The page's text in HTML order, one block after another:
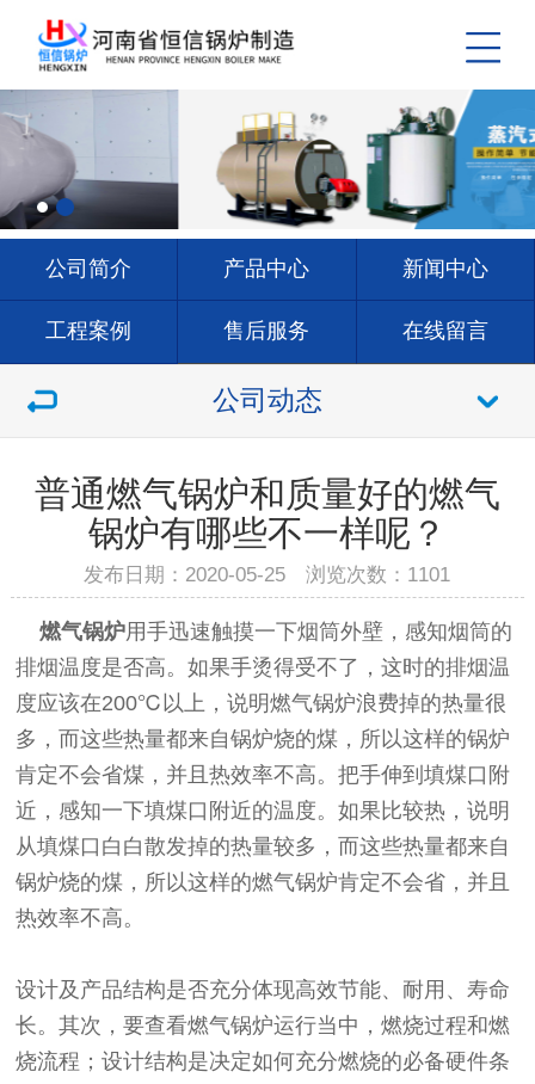
公司简介 产品中心 新闻中心
工程案例 售后服务 在线留言
联系我们 公司动态
普通燃气锅炉和质量好的燃气
锅炉有哪些不一样呢？
发布日期：2020-05-25 浏览次数： 1101
燃气锅炉用手迅速触摸一下烟筒外壁，感知烟筒的
排烟温度是否高。如果手烫得受不了，这时的排烟温
度应该在200℃以上，说明燃气锅炉浪费掉的热量很
多，而这些热量都来自锅炉烧的煤，所以这样的锅炉
肯定不会省煤，并且热效率不高。把手伸到填煤口附
近，感知一下填煤口附近的温度。如果比较热，说明
从填煤口白白散发掉的热量较多，而这些热量都来自
锅炉烧的煤，所以这样的燃气锅炉肯定不会省，并且
热效率不高。
设计及产品结构是否充分体现高效节能、耐用、寿命
长。其次，要查看燃气锅炉运行当中，燃烧过程和燃
烧流程；设计结构是决定如何充分燃烧的必备硬件条